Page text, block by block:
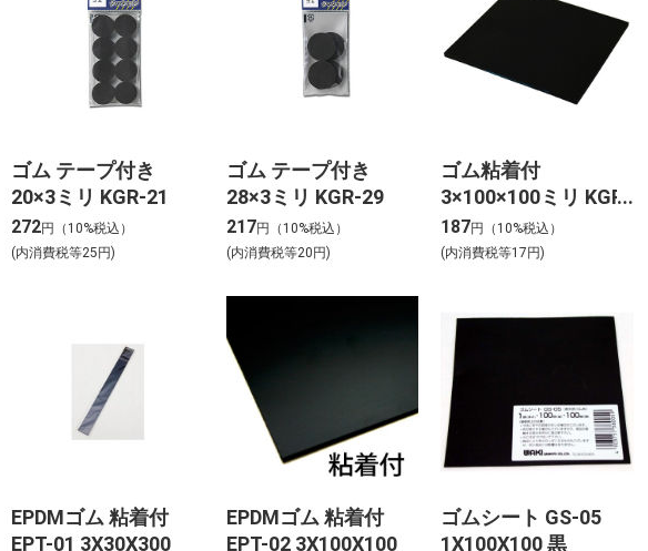
ゴム テープ付き
20×3ミリ KGR-21
272円（10%税込）
(内消費税等25円)
ゴム テープ付き
28×3ミリ KGR-29
217円（10%税込）
(内消費税等20円)
ゴム粘着付
3×100×100ミリ KGR-
3103T
187円（10%税込）
(内消費税等17円)
EPDMゴム 粘着付
EPT-01 3X30X300
EPDMゴム 粘着付
EPT-02 3X100X100
ゴムシート GS-05
1X100X100 黒